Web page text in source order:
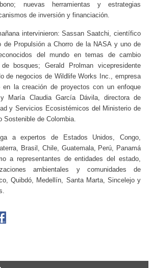
nuevas herramientas y estrategias
de inversión y financiación.
intervinieron: Sassan Saatchi, científico
de Propulsión a Chorro de la NASA y uno de
del mundo en temas de cambio
bosques; Gerald Prolman vicepresidente
de negocios de Wildlife Works Inc., empresa
en la creación de proyectos con un enfoque
María Claudia García Dávila, directora de
y Servicios Ecosistémicos del Ministerio de
Sostenible de Colombia.
a expertos de Estados Unidos, Congo,
Brasil, Chile, Guatemala, Perú, Panamá
a representantes de entidades del estado,
ambientales y comunidades de
Quibdó, Medellín, Santa Marta, Sincelejo y